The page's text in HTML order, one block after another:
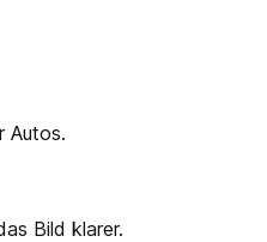
Autos.
Bild klarer.